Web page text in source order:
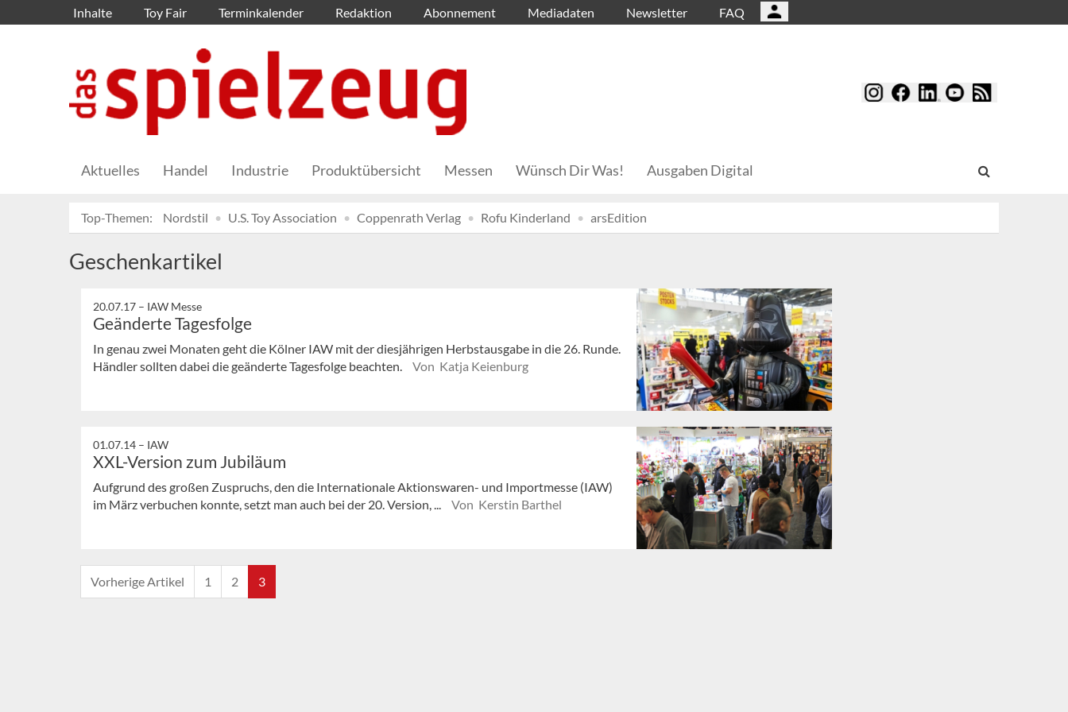
Inhalte Toy Fair Terminkalender Redaktion Abonnement Mediadaten Newsletter FAQ
Aktuelles Handel Industrie Produktübersicht Messen Wünsch Dir Was! Ausgaben Digital
Top-Themen: Nordstil U.S. Toy Association Coppenrath Verlag Rofu Kinderland arsEdition
Geschenkartikel
20.07.17 – IAW Messe
Geänderte Tagesfolge
In genau zwei Monaten geht die Kölner IAW mit der diesjährigen Herbstausgabe in die 26. Runde.
Händler sollten dabei die geänderte Tagesfolge beachten.
Von Katja Keienburg
01.07.14 – IAW
XXL-Version zum Jubiläum
Aufgrund des großen Zuspruchs, den die Internationale Aktionswaren- und Importmesse (IAW)
im März verbuchen konnte, setzt man auch bei der 20. Version, ...
Von Kerstin Barthel
Vorherige Artikel 1 2 3